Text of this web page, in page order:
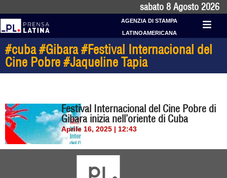
sabato 8 Agosto 2026
AGENZIA DI STAMPA
LATINOAMERICANA
#cuba #Gibara #Festival Internacional del
Cine Pobre #Jaqueline Tapia
Festival Internacional del Cine Pobre di
Gibara inizia nell’oriente di Cuba
Aprile 16, 2025 | 12:43